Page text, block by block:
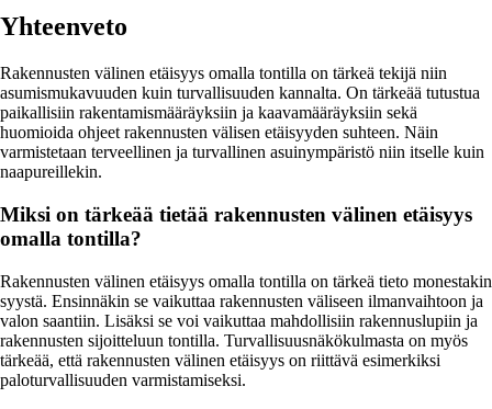
Yhteenveto
Rakennusten välinen etäisyys omalla tontilla on tärkeä tekijä niin
asumismukavuuden kuin turvallisuuden kannalta. On tärkeää tutustua
paikallisiin rakentamismääräyksiin ja kaavamääräyksiin sekä
huomioida ohjeet rakennusten välisen etäisyyden suhteen. Näin
varmistetaan terveellinen ja turvallinen asuinympäristö niin itselle kuin
naapureillekin.
Miksi on tärkeää tietää rakennusten välinen etäisyys
omalla tontilla?
Rakennusten välinen etäisyys omalla tontilla on tärkeä tieto monestakin
syystä. Ensinnäkin se vaikuttaa rakennusten väliseen ilmanvaihtoon ja
valon saantiin. Lisäksi se voi vaikuttaa mahdollisiin rakennuslupiin ja
rakennusten sijoitteluun tontilla. Turvallisuusnäkökulmasta on myös
tärkeää, että rakennusten välinen etäisyys on riittävä esimerkiksi
paloturvallisuuden varmistamiseksi.